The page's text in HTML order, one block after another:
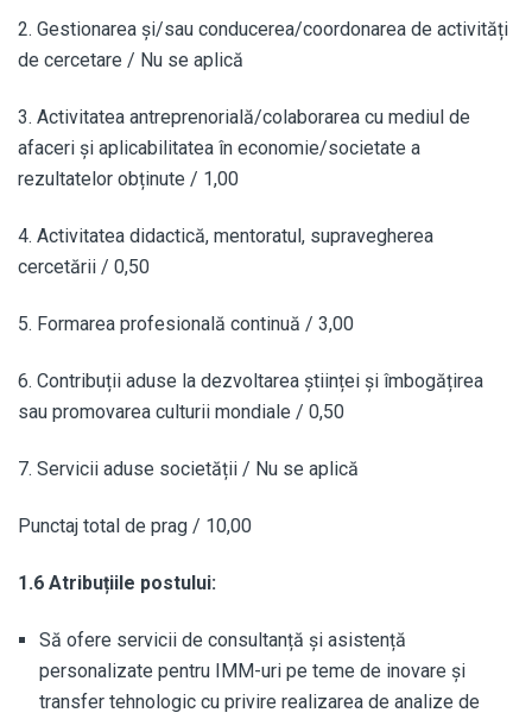
2. Gestionarea și/sau conducerea/coordonarea de activități
de cercetare / Nu se aplică
3. Activitatea antreprenorială/colaborarea cu mediul de
afaceri și aplicabilitatea în economie/societate a
rezultatelor obținute / 1,00
4. Activitatea didactică, mentoratul, supravegherea
cercetării / 0,50
5. Formarea profesională continuă / 3,00
6. Contribuții aduse la dezvoltarea științei și îmbogățirea
sau promovarea culturii mondiale / 0,50
7. Servicii aduse societății / Nu se aplică
Punctaj total de prag / 10,00
1.6 Atribuțiile postului:
Să ofere servicii de consultanță și asistență
personalizate pentru IMM-uri pe teme de inovare și
transfer tehnologic cu privire realizarea de analize de